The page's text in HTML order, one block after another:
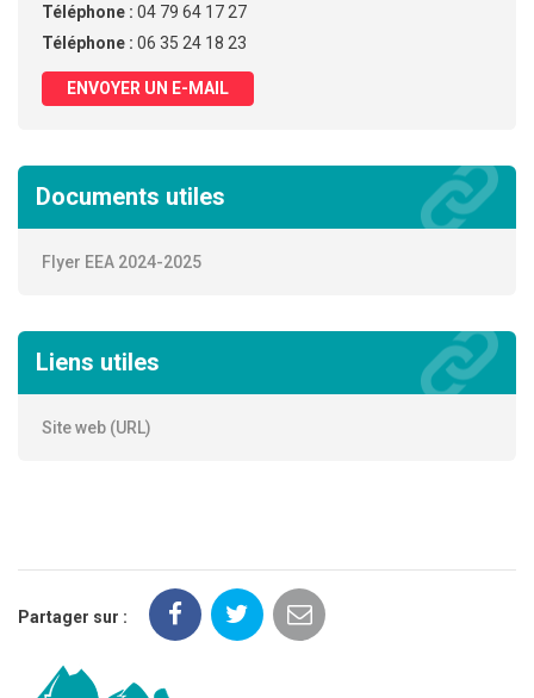
Téléphone : 04 79 64 17 27
Téléphone : 06 35 24 18 23
ENVOYER UN E-MAIL
Documents utiles
Flyer EEA 2024-2025
Liens utiles
Site web (URL)
Partager sur :